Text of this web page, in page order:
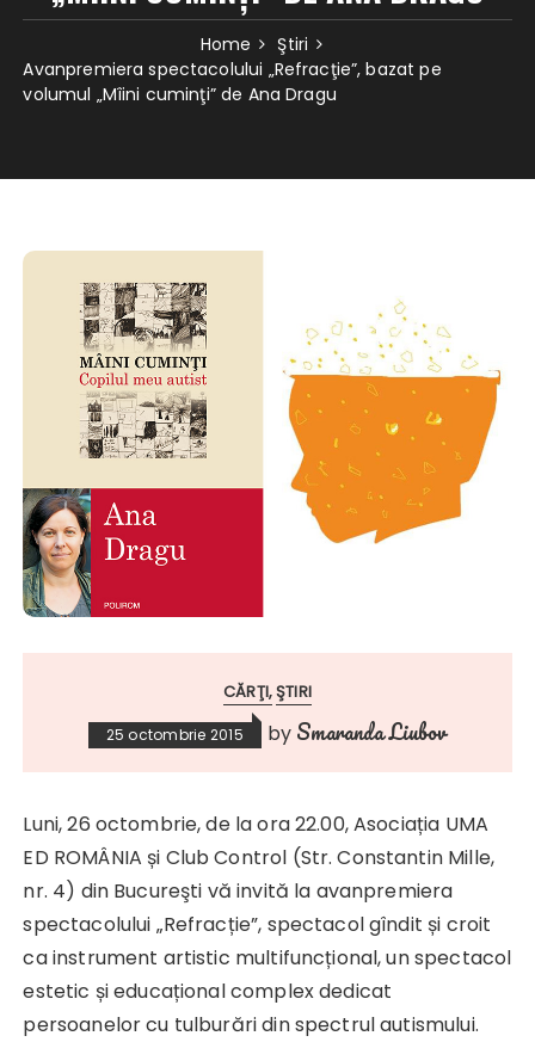
Home
Ştiri
Avanpremiera spectacolului „Refracţie”, bazat pe
volumul „Mîini cuminţi” de Ana Dragu
CĂRŢI ŞTIRI
25 octombrie 2015 by Smaranda Liubov
Luni, 26 octombrie, de la ora 22.00, Asociația UMA
ED ROMÂNIA și Club Control (Str. Constantin Mille,
nr. 4) din Bucureşti vă invită la avanpremiera
spectacolului „Refracție”, spectacol gîndit și croit
ca instrument artistic multifuncțional, un spectacol
estetic și educațional complex dedicat
persoanelor cu tulburări din spectrul autismului.